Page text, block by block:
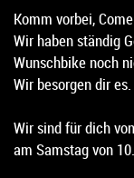
Komm vorbei,
Wir haben ständig
Wunschbike noch
Wir besorgen dir es.
Wir sind für dich
am Samstag von